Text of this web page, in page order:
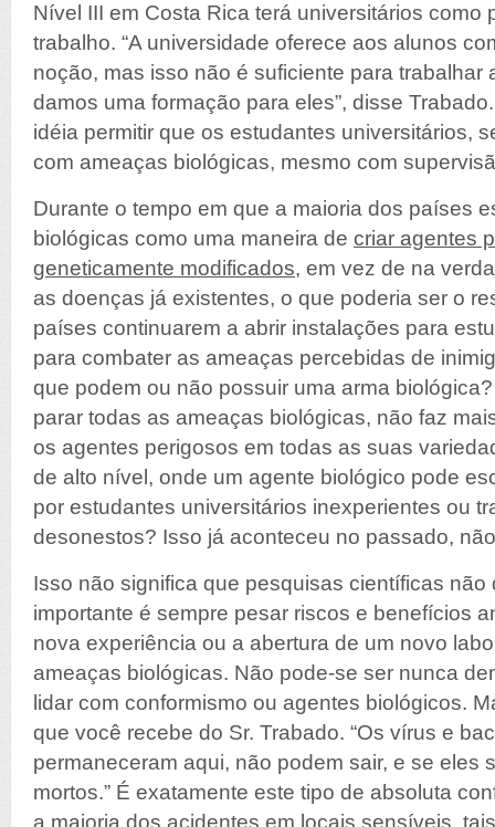
Nível III em Costa Rica terá universitários como
trabalho. “A universidade oferece aos alunos
noção, mas isso não é suficiente para trabalhar
damos uma formação para eles”, disse
idéia permitir que os estudantes universitários,
com ameaças biológicas, mesmo com
Durante o tempo em que a maioria dos países
biológicas como uma maneira de criar agentes
geneticamente modificados, em vez de na
as doenças já existentes, o que poderia ser o
países continuarem a abrir instalações para
para combater as ameaças percebidas de
que podem ou não possuir uma arma
parar todas as ameaças biológicas, não faz
os agentes perigosos em todas as suas
de alto nível, onde um agente biológico pode
por estudantes universitários inexperientes ou
desonestos? Isso já aconteceu no passado,
Isso não significa que pesquisas científicas não
importante é sempre pesar riscos e benefícios
nova experiência ou a abertura de um novo
ameaças biológicas. Não pode-se ser nunca
lidar com conformismo ou agentes biológicos.
que você recebe do Sr. Trabado. “Os vírus e
permaneceram aqui, não podem sair, e se eles
mortos.” É exatamente este tipo de absoluta
a maioria dos acidentes em locais sensíveis,